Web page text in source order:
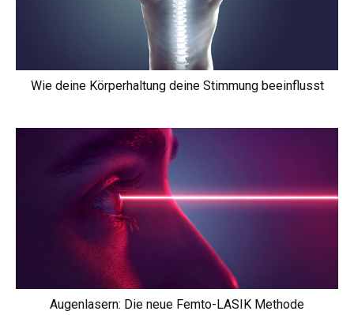
Wie deine Körperhaltung deine Stimmung beeinflusst
Augenlasern: Die neue Femto-LASIK Methode